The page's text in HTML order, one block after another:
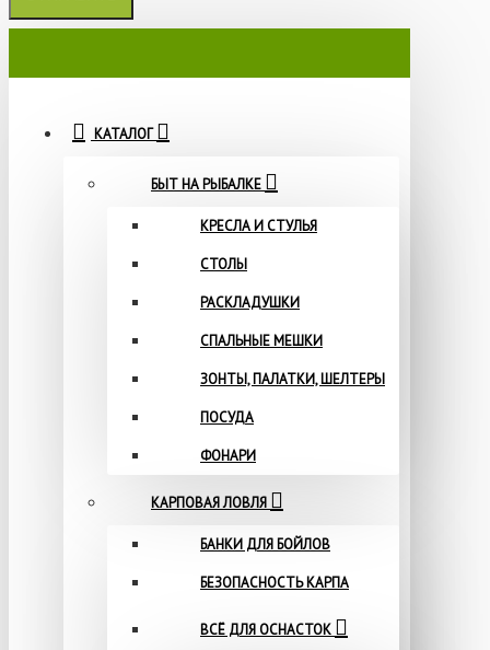
КАТАЛОГ
БЫТ НА РЫБАЛКЕ
КРЕСЛА И СТУЛЬЯ
СТОЛЫ
РАСКЛАДУШКИ
СПАЛЬНЫЕ МЕШКИ
ЗОНТЫ, ПАЛАТКИ, ШЕЛТЕРЫ
ПОСУДА
ФОНАРИ
КАРПОВАЯ ЛОВЛЯ
БАНКИ ДЛЯ БОЙЛОВ
БЕЗОПАСНОСТЬ КАРПА
ВСЁ ДЛЯ ОСНАСТОК